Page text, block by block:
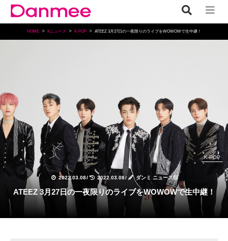
HOME Kニュース K-POP ATEEZ 3月27日の⼀夜限りのライブをWOWOWで生中継！
2022.03.08/ 2022.03.08/ ダンミ ニュース部
K-POP
ATEEZ 3月27日の⼀夜限りのライブをWOWOWで生中継！